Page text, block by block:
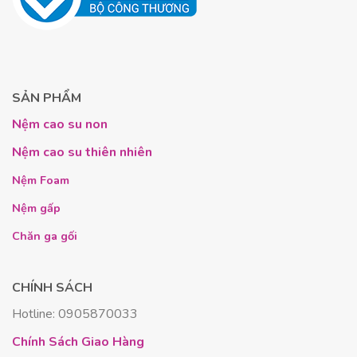
sốnghay thoát vị đĩa đệm.
Một nỗi lo lớn của người dùng nệm cao su là cảm
giác hầm nóng lưng, đặc biệt trong khí hậu nhiệt đới
tại Việt Nam. Tuy nhiên, với
nhận sự khác biệt. Thiết kế thông minh với hàng
ngàn lỗ nhỏ li ti ở hai mặt nệm tạo thành
tổ ong
Cấu trúc này hoạt động như một hệ thống điều hòa
không khí mát vào trong. Nhờ đó, nệm luôn
trong những ngày hè oi bức.
SẢN PHẨM
Nệm cao su non
Nệm cao su thiên nhiên
Nệm Foam
Nệm gấp
Chăn ga gối
CHÍNH SÁCH
Hotline: 0905870033
Chính Sách Giao Hàng